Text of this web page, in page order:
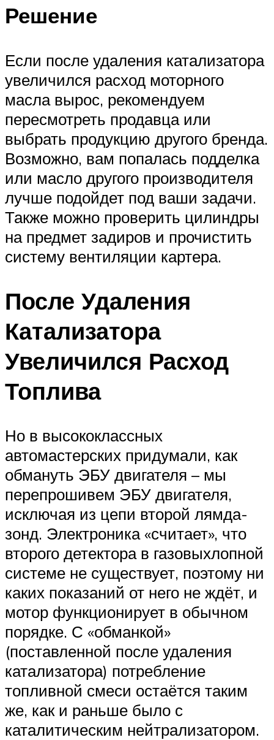
Решение
Если после удаления катализатора
увеличился расход моторного
масла вырос, рекомендуем
пересмотреть продавца или
выбрать продукцию другого бренда.
Возможно, вам попалась подделка
или масло другого производителя
лучше подойдет под ваши задачи.
Также можно проверить цилиндры
на предмет задиров и прочистить
систему вентиляции картера.
После Удаления
Катализатора
Увеличился Расход
Топлива
Но в высококлассных
автомастерских придумали, как
обмануть ЭБУ двигателя – мы
перепрошивем ЭБУ двигателя,
исключая из цепи второй лямда-
зонд. Электроника «считает», что
второго детектора в газовыхлопной
системе не существует, поэтому ни
каких показаний от него не ждёт, и
мотор функционирует в обычном
порядке. С «обманкой»
(поставленной после удаления
катализатора) потребление
топливной смеси остаётся таким
же, как и раньше было с
каталитическим нейтрализатором.